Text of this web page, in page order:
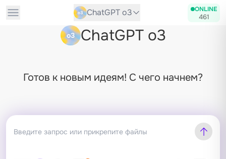
ChatGPT o3 ONLINE
461
ChatGPT o3
Готов к новым идеям! С чего начнем?